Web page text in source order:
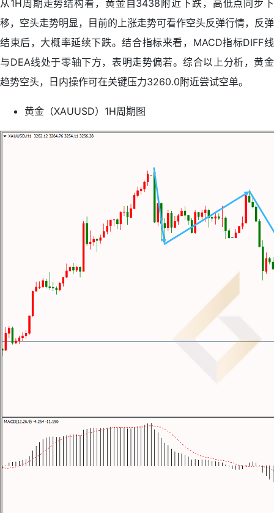
从1H周期走势结构看，黄金自3438附近下跌，高低点同步下
移，空头走势明显，目前的上涨走势可看作空头反弹行情，反弹
结束后，大概率延续下跌。结合指标来看，MACD指标DIFF线
与DEA线处于零轴下方，表明走势偏若。综合以上分析，黄金
趋势空头，日内操作可在关键压力3260.0附近尝试空单。
黄金（XAUUSD）1H周期图